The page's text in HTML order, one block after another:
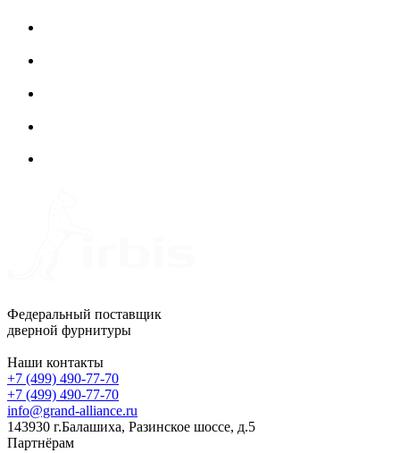
Федеральный поставщик
дверной фурнитуры
Наши контакты
+7 (499) 490-77-70
+7 (499) 490-77-70
info@grand-alliance.ru
143930 г.Балашиха, Разинское шоссе, д.5
Партнёрам